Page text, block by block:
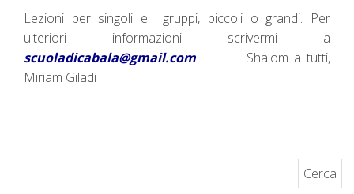
Lezioni per singoli e gruppi, piccoli o grandi. Per
ulteriori informazioni scrivermi a
scuoladicabala@gmail.com Shalom a tutti,
Miriam Giladi